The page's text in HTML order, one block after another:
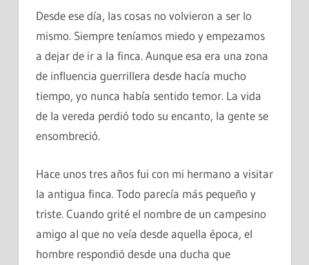
Desde ese día, las cosas no volvieron a ser lo
mismo. Siempre teníamos miedo y empezamos
a dejar de ir a la finca. Aunque esa era una zona
de influencia guerrillera desde hacía mucho
tiempo, yo nunca había sentido temor. La vida
de la vereda perdió todo su encanto, la gente se
ensombreció.
Hace unos tres años fui con mi hermano a visitar
la antigua finca. Todo parecía más pequeño y
triste. Cuando grité el nombre de un campesino
amigo al que no veía desde aquella época, el
hombre respondió desde una ducha que